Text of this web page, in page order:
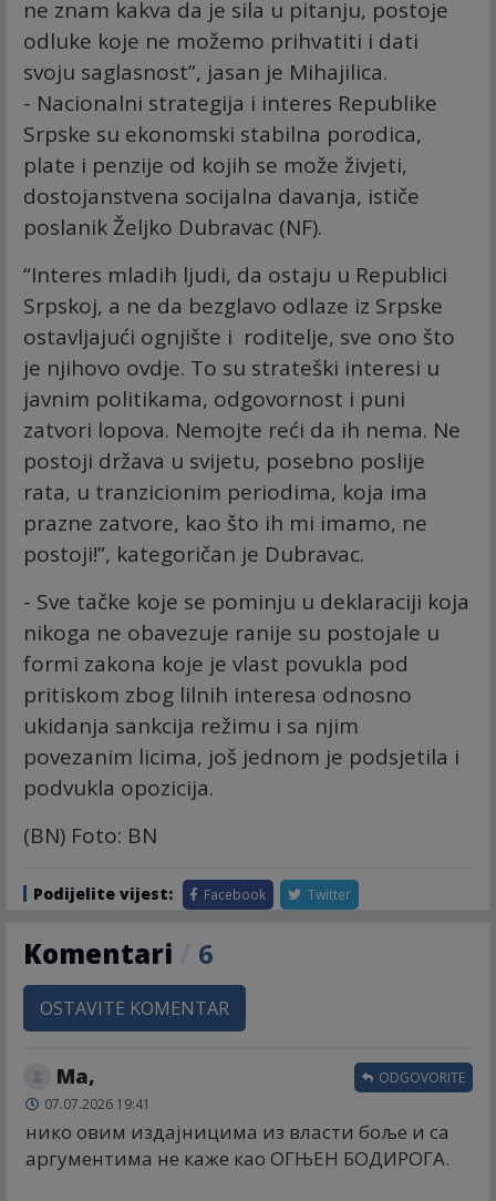
ne znam kakva da je sila u pitanju, postoje
odluke koje ne možemo prihvatiti i dati
svoju saglasnost”, jasan je Mihajilica.
- Nacionalni strategija i interes Republike
Srpske su ekonomski stabilna porodica,
plate i penzije od kojih se može živjeti,
dostojanstvena socijalna davanja, ističe
poslanik Željko Dubravac (NF).
“Interes mladih ljudi, da ostaju u Republici
Srpskoj, a ne da bezglavo odlaze iz Srpske
ostavljajući ognjište i roditelje, sve ono što
je njihovo ovdje. To su strateški interesi u
javnim politikama, odgovornost i puni
zatvori lopova. Nemojte reći da ih nema. Ne
postoji država u svijetu, posebno poslije
rata, u tranzicionim periodima, koja ima
prazne zatvore, kao što ih mi imamo, ne
postoji!”, kategoričan je Dubravac.
- Sve tačke koje se pominju u deklaraciji koja
nikoga ne obavezuje ranije su postojale u
formi zakona koje je vlast povukla pod
pritiskom zbog lilnih interesa odnosno
ukidanja sankcija režimu i sa njim
povezanim licima, još jednom je podsjetila i
podvukla opozicija.
(BN) Foto: BN
Podijelite vijest: Facebook Twitter
Komentari 6
OSTAVITE KOMENTAR
Ма,
07.07.2026 19:41
нико овим издајницима из власти боље и са
аргументима не каже као ОГЊЕН БОДИРОГА.
ODGOVORITE